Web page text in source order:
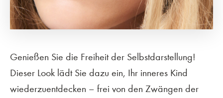
Genießen Sie die Freiheit der Selbstdarstellung!
Dieser Look lädt Sie dazu ein, Ihr inneres Kind
wiederzuentdecken – frei von den Zwängen der